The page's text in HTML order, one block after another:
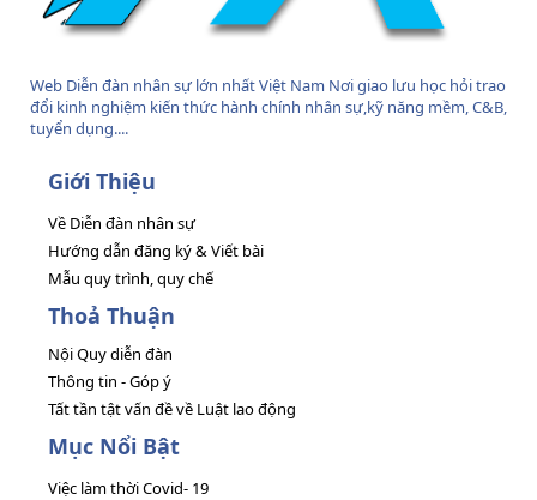
Web Diễn đàn nhân sự lớn nhất Việt Nam Nơi giao lưu học hỏi trao
đổi kinh nghiệm kiến thức hành chính nhân sự,kỹ năng mềm, C&B,
tuyển dụng....
Giới Thiệu
Về Diễn đàn nhân sự
Hướng dẫn đăng ký & Viết bài
Mẫu quy trình, quy chế
Thoả Thuận
Nội Quy diễn đàn
Thông tin - Góp ý
Tất tần tật vấn đề về Luật lao động
Mục Nổi Bật
Việc làm thời Covid- 19